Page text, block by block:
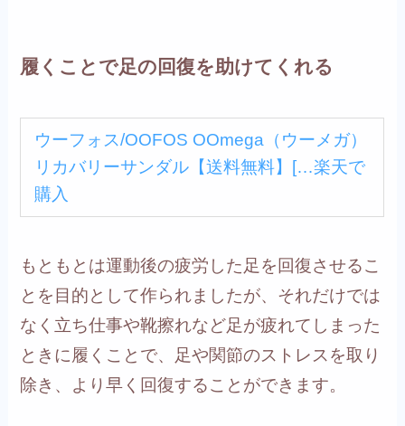
履くことで足の回復を助けてくれる
ウーフォス/OOFOS OOmega（ウーメガ）
リカバリーサンダル【送料無料】[…楽天で
購入
もともとは運動後の疲労した足を回復させるこ
とを目的として作られましたが、それだけでは
なく立ち仕事や靴擦れなど足が疲れてしまった
ときに履くことで、足や関節のストレスを取り
除き、より早く回復することができます。